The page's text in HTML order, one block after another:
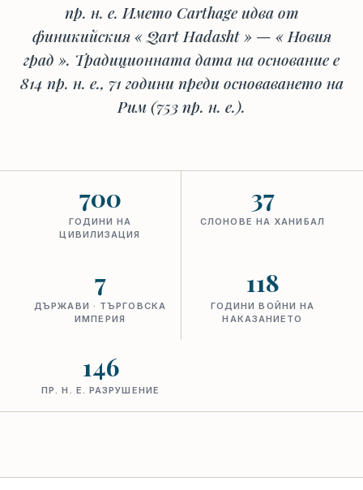
пр. н. е. Името Carthage идва от
финикийския « Qart Hadasht » — « Новия
град ». Традиционната дата на основание е
814 пр. н. е., 71 години преди основаването на
Рим (753 пр. н. е.).
700
ГОДИНИ НА
ЦИВИЛИЗАЦИЯ
37
СЛОНОВЕ НА ХАНИБАЛ
7
ДЪРЖАВИ · ТЪРГОВСКА
ИМПЕРИЯ
118
ГОДИНИ ВОЙНИ НА
НАКАЗАНИЕТО
146
ПР. Н. Е. РАЗРУШЕНИЕ